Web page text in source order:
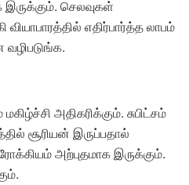
செலவுகள்
வியாபாரத்தில் எதிர்பார்த்த லாபம்
அதிகரிக்கும். சுபிட்சம்
சூரியன் இருப்பதால்
அற்புதமாக இருக்கும்.